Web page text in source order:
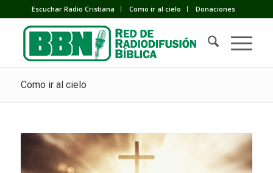
Escuchar Radio Cristiana Como ir al cielo Donaciones
Como ir al cielo